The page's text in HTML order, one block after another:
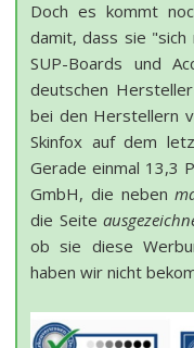
Doch es kommt
damit, dass sie
SUP-Boards und
deutschen
bei den Herstellern
Skinfox auf dem
Gerade einmal 13,3
GmbH, die neben
die Seite
ob sie diese
haben wir nicht